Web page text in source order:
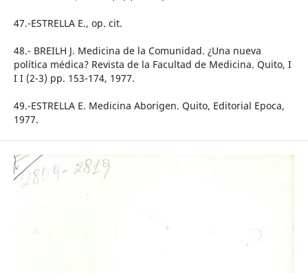
47.-ESTRELLA E., op. cit.
48.- BREILH J. Medicina de la Comunidad. ¿Una nueva
política médica? Revista de la Facultad de Medicina. Quito, I
I I (2-3) pp. 153-174, 1977.
49.-ESTRELLA E. Medicina Aborigen. Quito, Editorial Epoca,
1977.